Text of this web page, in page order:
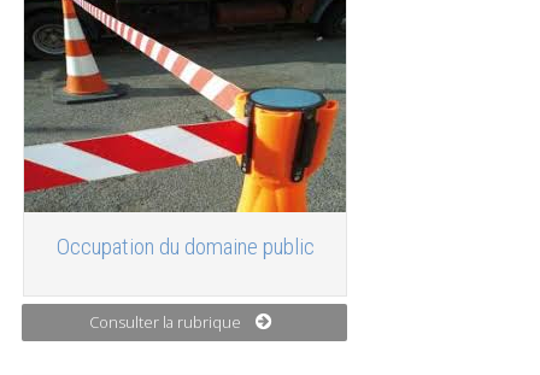
Occupation du domaine public
Consulter la rubrique